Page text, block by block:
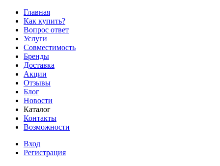
Главная
Как купить?
Вопрос ответ
Услуги
Совместимость
Бренды
Доставка
Акции
Отзывы
Блог
Новости
Каталог
Контакты
Возможности
Вход
Регистрация